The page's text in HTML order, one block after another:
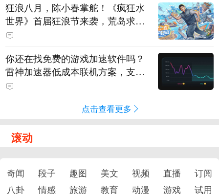
狂浪八月，陈小春掌舵！《疯狂水
世界》首届狂浪节来袭，荒岛求生
直播即将开启
你还在找免费的游戏加速软件吗？
雷神加速器低成本联机方案，支持
免费试用
点击查看更多
滚动
奇闻 段子 趣图 美文 视频 直播
订阅
八卦
情感 旅游 教育 动漫 游戏 试用